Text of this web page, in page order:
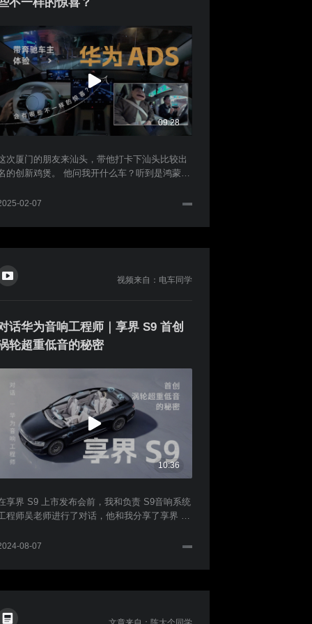
09:28
次厦门的朋友来汕头，带他打卡下汕头比较出
创新鸡煲。 他问我开什么车？听到是鸿蒙系
吃饭的路上就决定带他体验下华为 ADS ，顺
常复杂的道路，在不知道系统表现如何的前提
02-07
视频来自：电车同学
话华为音响工程师｜享界 S9 首创
轮超重低音的秘密
10:36
享界 S9 上市发布会前，我和负责 S9音响系统
程师吴老师进行了对话，他和我分享了享界 S9
响的问题，以及怎么判断一套音响的好坏。视
08-07